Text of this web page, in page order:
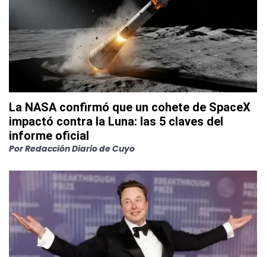
La NASA confirmó que un cohete de SpaceX
impactó contra la Luna: las 5 claves del
informe oficial
PorRedacción Diario de Cuyo